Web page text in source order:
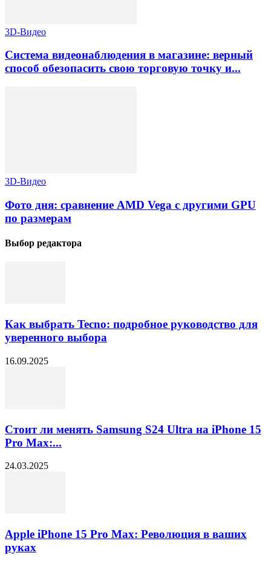
3D-Видео
Система видеонаблюдения в магазине: верный
способ обезопасить свою торговую точку и...
3D-Видео
Фото дня: сравнение AMD Vega с другими GPU
по размерам
Выбор редактора
Как выбрать Tecno: подробное руководство для
уверенного выбора
16.09.2025
Стоит ли менять Samsung S24 Ultra на iPhone 15
Pro Max:...
24.03.2025
Apple iPhone 15 Pro Max: Революция в ваших
руках